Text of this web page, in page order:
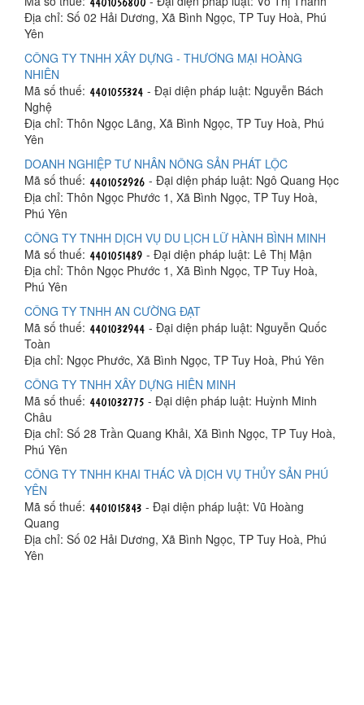
Địa chỉ: Số 02 Hải Dương, Xã Bình Ngọc, TP Tuy Hoà, Phú
Yên
CÔNG TY TNHH XÂY DỰNG - THƯƠNG MẠI HOÀNG
NHIÊN
Mã số thuế:
- Đại diện pháp luật: Nguyễn Bách
Nghệ
Địa chỉ: Thôn Ngọc Lãng, Xã Bình Ngọc, TP Tuy Hoà, Phú
Yên
DOANH NGHIỆP TƯ NHÂN NÔNG SẢN PHÁT LỘC
Mã số thuế:
- Đại diện pháp luật: Ngô Quang Học
Địa chỉ: Thôn Ngọc Phước 1, Xã Bình Ngọc, TP Tuy Hoà,
Phú Yên
CÔNG TY TNHH DỊCH VỤ DU LỊCH LỮ HÀNH BÌNH MINH
Mã số thuế:
- Đại diện pháp luật: Lê Thị Mận
Địa chỉ: Thôn Ngọc Phước 1, Xã Bình Ngọc, TP Tuy Hoà,
Phú Yên
CÔNG TY TNHH AN CƯỜNG ĐẠT
Mã số thuế:
- Đại diện pháp luật: Nguyễn Quốc
Toàn
Địa chỉ: Ngọc Phước, Xã Bình Ngọc, TP Tuy Hoà, Phú Yên
CÔNG TY TNHH XÂY DỰNG HIÊN MINH
Mã số thuế:
- Đại diện pháp luật: Huỳnh Minh
Châu
Địa chỉ: Số 28 Trần Quang Khải, Xã Bình Ngọc, TP Tuy Hoà,
Phú Yên
CÔNG TY TNHH KHAI THÁC VÀ DỊCH VỤ THỦY SẢN PHÚ
YÊN
Mã số thuế:
- Đại diện pháp luật: Vũ Hoàng
Quang
Địa chỉ: Số 02 Hải Dương, Xã Bình Ngọc, TP Tuy Hoà, Phú
Yên